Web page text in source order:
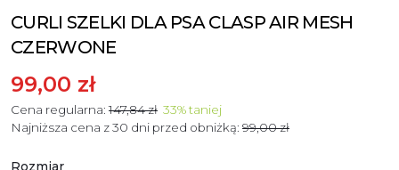
CURLI SZELKI DLA PSA CLASP AIR MESH
CZERWONE
99,00 zł
Cena regularna: 147,84 zł 33%taniej
Najniższa cena z 30 dni przed obniżką: 99,00 zł
Rozmiar